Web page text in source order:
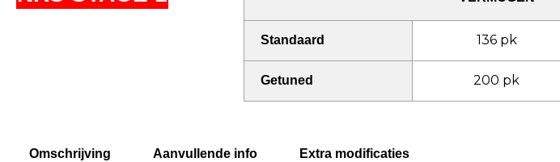
Standaard 136 pk
Getuned 200 pk
Omschrijving Aanvullende info Extra modificaties